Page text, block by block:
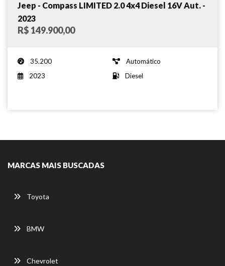
Jeep - Compass LIMITED 2.0 4x4 Diesel 16V Aut. -
2023
R$ 149.900,00
35.200
Automático
2023
Diesel
MARCAS MAIS BUSCADAS
Toyota
BMW
Chevrolet